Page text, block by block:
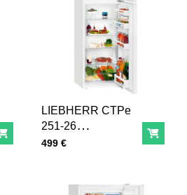
Do košíka
LIEBHERR CTPe
251-26
Kombinovaná
SmartFrost
Cena s DPH
499 € Do